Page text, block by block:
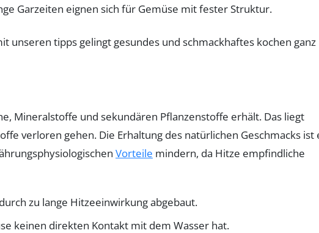
Garzeiten eignen sich für Gemüse mit fester Struktur.
Mineralstoffe und sekundären Pflanzenstoffe erhält. Das liegt
verloren gehen. Die Erhaltung des natürlichen Geschmacks ist
Vorteile mindern, da Hitze empfindliche
zu lange Hitzeeinwirkung abgebaut.
keinen direkten Kontakt mit dem Wasser hat.